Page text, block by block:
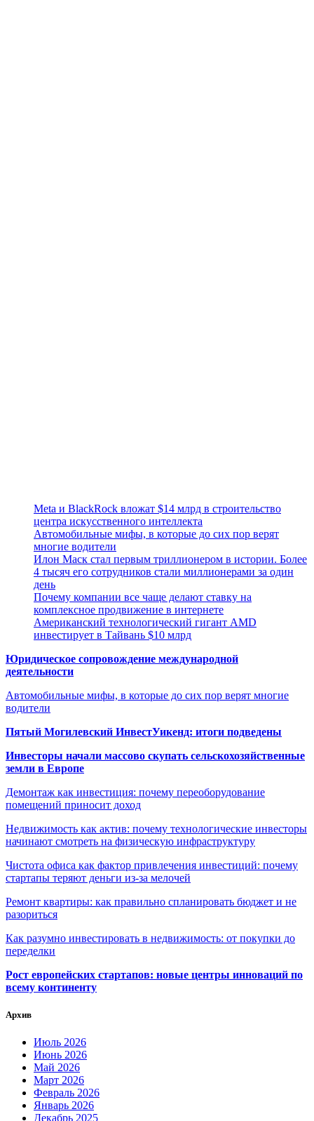
Meta и BlackRock вложат $14 млрд в строительство
центра искусственного интеллекта
Автомобильные мифы, в которые до сих пор верят
многие водители
Илон Маск стал первым триллионером в истории. Более
4 тысяч его сотрудников стали миллионерами за один
день
Почему компании все чаще делают ставку на
комплексное продвижение в интернете
Американский технологический гигант AMD
инвестирует в Тайвань $10 млрд
Юридическое сопровождение международной
деятельности
Автомобильные мифы, в которые до сих пор верят многие
водители
Пятый Могилевский ИнвестУикенд: итоги подведены
Инвесторы начали массово скупать сельскохозяйственные
земли в Европе
Демонтаж как инвестиция: почему переоборудование
помещений приносит доход
Недвижимость как актив: почему технологические инвесторы
начинают смотреть на физическую инфраструктуру
Чистота офиса как фактор привлечения инвестиций: почему
стартапы теряют деньги из-за мелочей
Ремонт квартиры: как правильно спланировать бюджет и не
разориться
Как разумно инвестировать в недвижимость: от покупки до
переделки
Рост европейских стартапов: новые центры инноваций по
всему континенту
Архив
Июль 2026
Июнь 2026
Май 2026
Март 2026
Февраль 2026
Январь 2026
Декабрь 2025